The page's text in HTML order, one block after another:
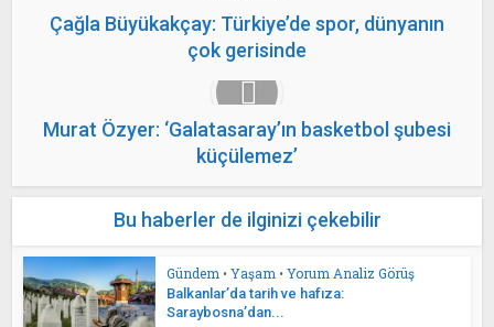
Çağla Büyükakçay: Türkiye’de spor, dünyanın
çok gerisinde
Murat Özyer: ‘Galatasaray’ın basketbol şubesi
küçülemez’
Bu haberler de ilginizi çekebilir
Gündem • Yaşam • Yorum Analiz Görüş
Balkanlar’da tarih ve hafıza:
Saraybosna’dan...